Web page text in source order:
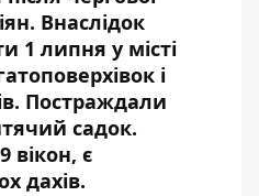
. Внаслідок
1 липня у місті
і
Постраждали
садок.
вікон, є
дахів.